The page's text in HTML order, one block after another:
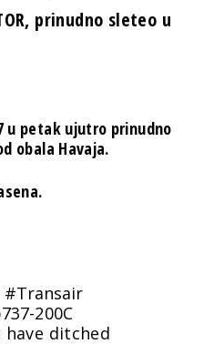
prinudno sleteo u
u petak ujutro prinudno
obala Havaja.
#Transair
-200C
ditched